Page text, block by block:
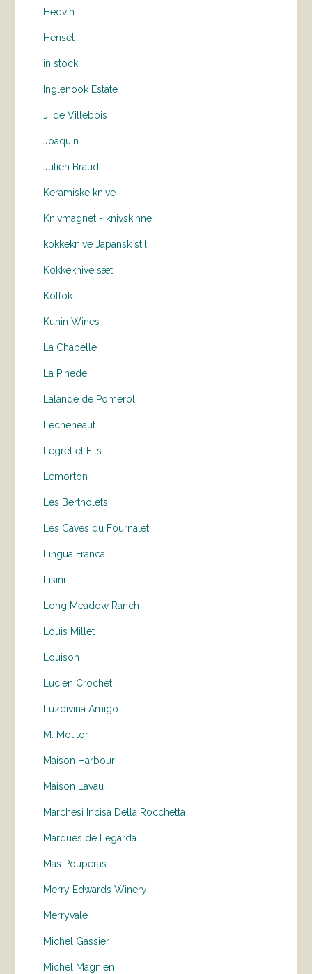
Hedvin
Hensel
in stock
Inglenook Estate
J. de Villebois
Joaquin
Julien Braud
Keramiske knive
Knivmagnet - knivskinne
kokkeknive Japansk stil
Kokkeknive sæt
Kolfok
Kunin Wines
La Chapelle
La Pinede
Lalande de Pomerol
Lecheneaut
Legret et Fils
Lemorton
Les Bertholets
Les Caves du Fournalet
Lingua Franca
Lisini
Long Meadow Ranch
Louis Millet
Louison
Lucien Crochet
Luzdivina Amigo
M. Molitor
Maison Harbour
Maison Lavau
Marchesi Incisa Della Rocchetta
Marques de Legarda
Mas Pouperas
Merry Edwards Winery
Merryvale
Michel Gassier
Michel Magnien